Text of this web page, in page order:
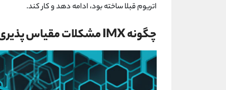
اتریوم قبلا ساخته بود، ادامه دهد و کار کند.
چگونه IMX مشکلات مقیاس پذیری در بلاک چین اتریوم را حل می کند؟